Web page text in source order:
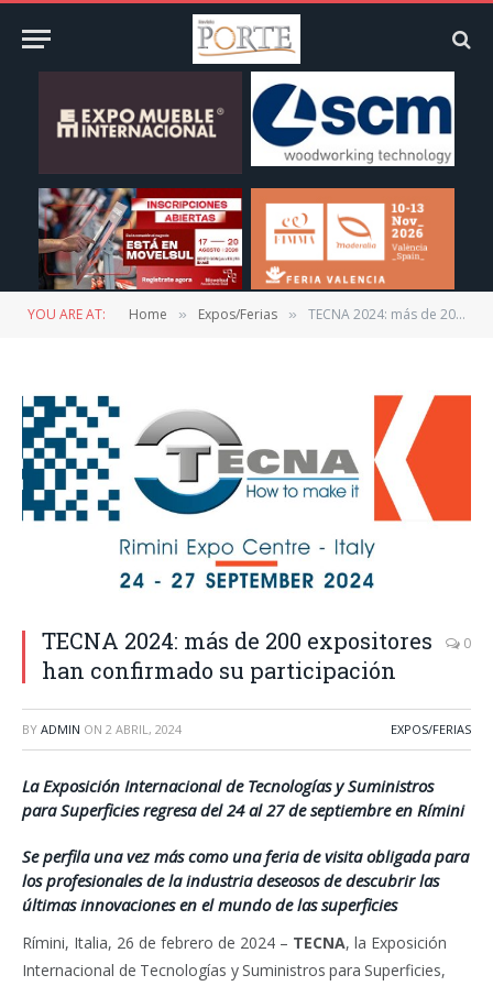
YOU ARE AT: Home » Expos/Ferias » TECNA 2024: más de 200 expositores han confirmado su participación
TECNA 2024: más de 200 expositores
han confirmado su participación
0
BY ADMIN ON 2 ABRIL, 2024 EXPOS/FERIAS
La Exposición Internacional de Tecnologías y Suministros
para Superficies regresa del 24 al 27 de septiembre en Rímini
Se perfila una vez más como una feria de visita obligada para
los profesionales de la industria deseosos de descubrir las
últimas innovaciones en el mundo de las superficies
Rímini, Italia, 26 de febrero de 2024 – TECNA, la Exposición
Internacional de Tecnologías y Suministros para Superficies,